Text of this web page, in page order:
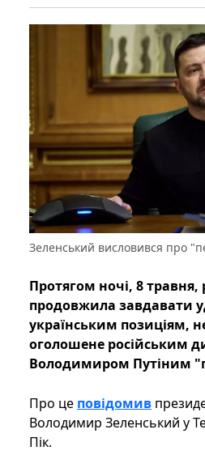
Зеленський висловився про
Протягом ночі, 8 травня,
продовжила завдавати
українським позиціям,
оголошене російським
Володимиром Путіним
Про це повідомив
Володимир Зеленський у
Пік.